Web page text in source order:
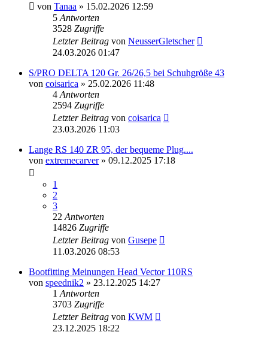
von Tanaa » 15.02.2026 12:59
5 Antworten
3528 Zugriffe
Letzter Beitrag von NeusserGletscher
24.03.2026 01:47
S/PRO DELTA 120 Gr. 26/26,5 bei Schuhgröße 43
von coisarica » 25.02.2026 11:48
4 Antworten
2594 Zugriffe
Letzter Beitrag von coisarica
23.03.2026 11:03
Lange RS 140 ZR 95, der bequeme Plug....
von extremecarver» 09.12.2025 17:18
1
2
3
22 Antworten
14826 Zugriffe
Letzter Beitrag von Gusepe
11.03.2026 08:53
Bootfitting Meinungen Head Vector 110RS
von speednik2 » 23.12.2025 14:27
1 Antworten
3703 Zugriffe
Letzter Beitrag von KWM
23.12.2025 18:22